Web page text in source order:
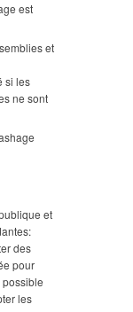
est
et
si les
ne sont
et
des
pour
possible
les